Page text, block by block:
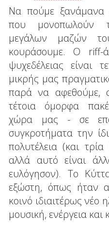
Να πούμε ξανάμανα
που μονοπωλούν
μεγάλων μαζών
κουράσουμε. Ο riff-
ψυχεδέλειας είναι
μικρής μας
παρά να αφεθούμε,
τέτοια όμορφα
χώρα μας - σε
συγκροτήματα την
πολυτέλεια (και
αλλά αυτό είναι
ευλόγησον). Το
εξώστη, όπως ήταν
κοινό ιδιαιτέρως νέο
μουσική, ενέργεια